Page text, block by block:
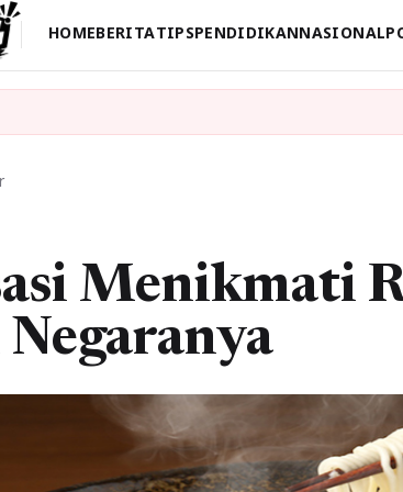
HOMEBERITATIPSPENDIDIKANNASIONAL
Menikmati